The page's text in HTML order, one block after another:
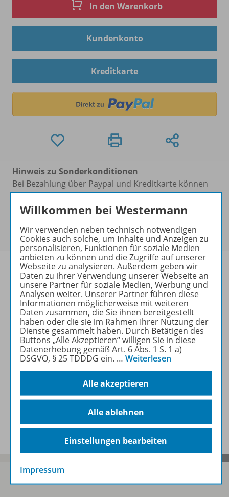
In den Warenkorb
Kundenkonto
Kreditkarte
Hinweis zu Sonderkonditionen
Bei Bezahlung über Paypal und Kreditkarte können
keine Sonderkonditionen gewährt werden.
Sie haben ein passendes Spar-Paket?
sich bitte an.
Informationen
Beschreibung
Weitere Inhalte der Ausgabe
Willkommen bei Westermann
Wir verwenden neben technisch notwendigen
Cookies auch solche, um Inhalte und Anzeigen zu
personalisieren, Funktionen für soziale Medien
anbieten zu können und die Zugriffe auf unserer
Webseite zu analysieren. Außerdem geben wir
Daten zu ihrer Verwendung unserer Webseite an
unsere Partner für soziale Medien, Werbung und
Analysen weiter. Unserer Partner führen diese
Informationen möglicherweise mit weiteren
Daten zusammen, die Sie ihnen bereitgestellt
haben oder die sie im Rahmen Ihrer Nutzung der
Dienste gesammelt haben. Durch Betätigen des
Buttons „Alle Akzeptieren“ willigen Sie in diese
Datenerhebung gemäß Art. 6 Abs. 1 S. 1 a)
DSGVO, § 25 TDDDG ein. … Weiterlesen
Alle akzeptieren
Alle ablehnen
Einstellungen bearbeiten
Impressum